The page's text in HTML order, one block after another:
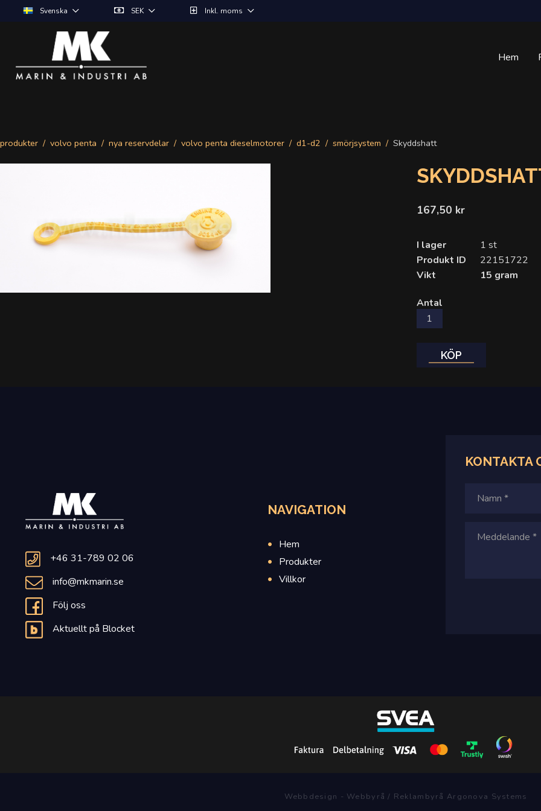
Svenska SEK Inkl. moms
Hem
produkter volvo penta nya reservdelar volvo penta dieselmotorer d1-d2 smörjsystem Skyddshatt
167,50 kr
I lager
1 st
Produkt ID
22151722
Vikt
15 gram
Antal
KÖP
+46 31-789 02 06
info@mkmarin.se
Följ oss
Aktuellt på Blocket
NAVIGATION
Hem
Produkter
Villkor
KONTAKTA
Webbdesign - Webbyrå / Reklambyrå Argonova Systems